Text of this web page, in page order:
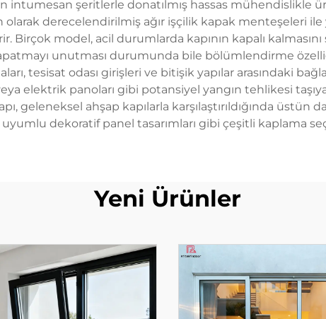
intumesan şeritlerle donatılmış hassas mühendislikle
olarak derecelendirilmiş ağır işçilik kapak menteşeleri
Birçok model, acil durumlarda kapının kapalı
unutması durumunda bile bölümlendirme
tesisat odası girişleri ve bitişik yapılar arasındaki
veya elektrik panoları gibi potansiyel yangın tehlikesi
geleneksel ahşap kapılarla karşılaştırıldığında üstün
dekoratif panel tasarımları gibi çeşitli kaplama
Yeni Ürünler